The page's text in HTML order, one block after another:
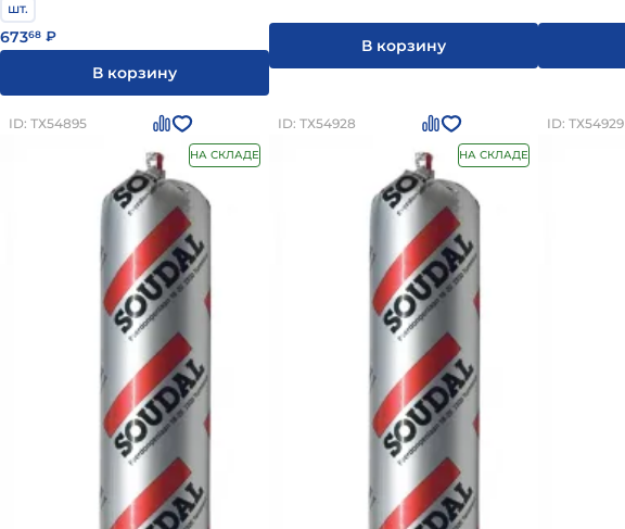
шт.
67368 ₽
В корзину
В корзину
ID: ТХ54895
НА СКЛАДЕ
ID: ТХ54928
НА СКЛАДЕ
ID: ТХ54929